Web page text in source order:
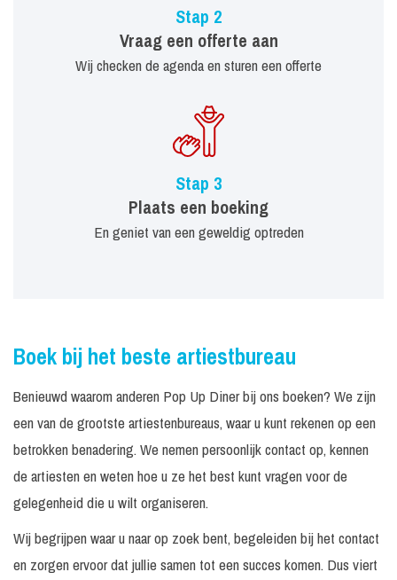
Stap 2
Vraag een offerte aan
Wij checken de agenda en sturen een offerte
Stap 3
Plaats een boeking
En geniet van een geweldig optreden
Boek bij het beste artiestbureau
Benieuwd waarom anderen Pop Up Diner bij ons boeken? We zijn
een van de grootste artiestenbureaus, waar u kunt rekenen op een
betrokken benadering. We nemen persoonlijk contact op, kennen
de artiesten en weten hoe u ze het best kunt vragen voor de
gelegenheid die u wilt organiseren.
Wij begrijpen waar u naar op zoek bent, begeleiden bij het contact
en zorgen ervoor dat jullie samen tot een succes komen. Dus viert